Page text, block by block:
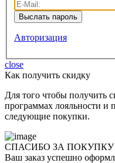
Авторизация
close
Как получить скидку
Для того чтобы получить
программах лояльности и
следующие покупки.
СПАСИБО ЗА ПОКУПКУ
Ваш заказ успешно